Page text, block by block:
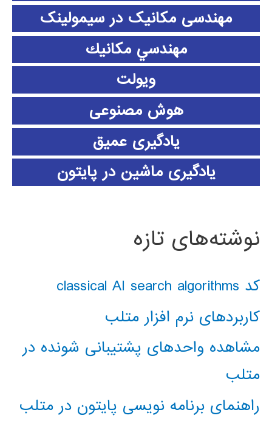
مهندسی مکانیک در سیمولینک
مهندسي مكانيك
ویولت
هوش مصنوعی
یادگیری عمیق
یادگیری ماشین در پایتون
نوشته‌های تازه
کد classical AI search algorithms
کاربردهای نرم افزار متلب
مشاهده واحدهای پشتیبانی شونده در
متلب
راهنمای برنامه نویسی پایتون در متلب